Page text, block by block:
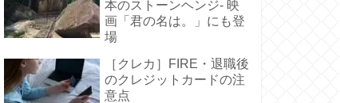
本のストーンヘンジ- 映
画「君の名は。」にも登
場
［クレカ］FIRE・退職後
のクレジットカードの注
意点